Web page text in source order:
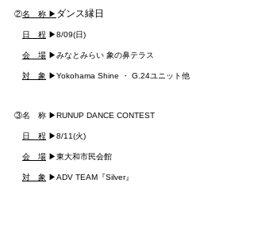
②名　称 ▶︎ ダンス縁日
日　程 ▶︎8/09(日)
会　場 ▶みなとみらい 象の鼻テラス
対　象 ▶Yokohama Shine ・ G.24ユニット他
③名　称 ▶︎RUNUP DANCE CONTEST
日　程 ▶︎8/11(火)
会　場 ▶東大和市民会館
対　象 ▶ADV TEAM『Silver』